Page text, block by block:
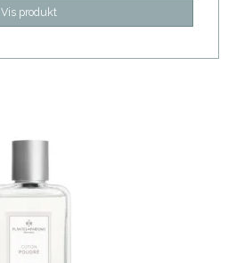
Vis produkt